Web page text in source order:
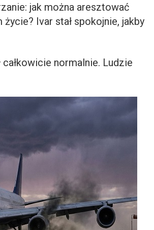
jak można aresztować
Ivar stał spokojnie, jakby
normalnie. Ludzie